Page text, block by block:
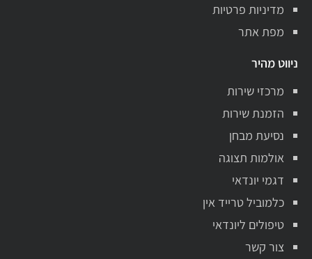
מדיניות פרטיות
מפת אתר
ניווט מהיר
מרכזי שירות
הזמנת שירות
נסיעת מבחן
אולמות תצוגה
דגמי יונדאי
כלמוביל טרייד אין
טיפולים ליונדאי
צור קשר